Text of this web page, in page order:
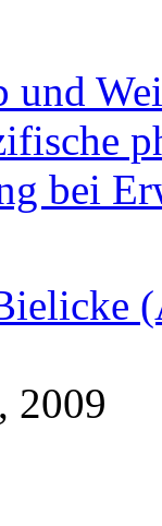
und
bei
2009